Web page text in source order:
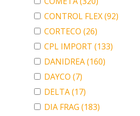
CONTROL FLEX(92)
CORTECO (26)
CPL IMPORT (133)
DANIDREA(160)
DAYCO (7)
DELTA(17)
DIA FRAG (183)